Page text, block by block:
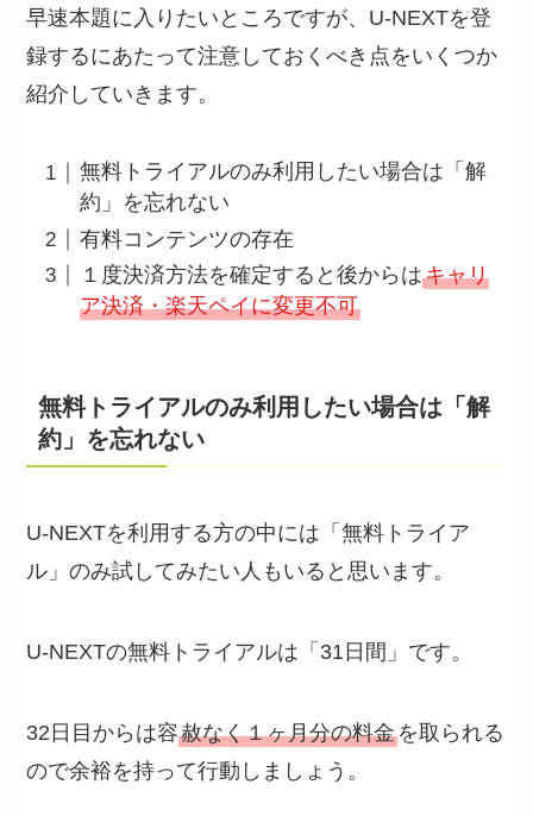
早速本題に入りたいところですが、U-NEXTを登
録するにあたって注意しておくべき点をいくつか
紹介していきます。
無料トライアルのみ利用したい場合は「解
約」を忘れない
有料コンテンツの存在
１度決済方法を確定すると後からはキャリ
ア決済・楽天ペイに変更不可
無料トライアルのみ利用したい場合は「解
約」を忘れない
U-NEXTを利用する方の中には「無料トライア
ル」のみ試してみたい人もいると思います。
U-NEXTの無料トライアルは「31日間」です。
32日目からは容赦なく１ヶ月分の料金を取られる
ので余裕を持って行動しましょう。